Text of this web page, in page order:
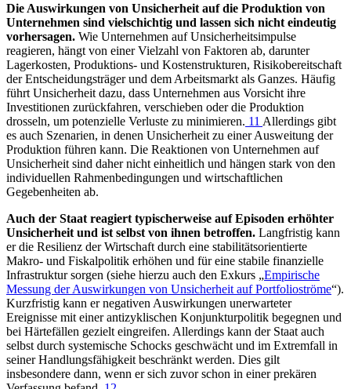
Die Auswirkungen von Unsicherheit auf die Produktion von
Unternehmen sind vielschichtig und lassen sich nicht eindeutig
vorhersagen. Wie Unternehmen auf Unsicherheitsimpulse
reagieren, hängt von einer Vielzahl von Faktoren ab, darunter
Lagerkosten, Produktions- und Kostenstrukturen, Risikobereitschaft
der Entscheidungsträger und dem Arbeitsmarkt als Ganzes. Häufig
führt Unsicherheit dazu, dass Unternehmen aus Vorsicht ihre
Investitionen zurückfahren, verschieben oder die Produktion
drosseln, um potenzielle Verluste zu minimieren. 11 Allerdings gibt
es auch Szenarien, in denen Unsicherheit zu einer Ausweitung der
Produktion führen kann. Die Reaktionen von Unternehmen auf
Unsicherheit sind daher nicht einheitlich und hängen stark von den
individuellen Rahmenbedingungen und wirtschaftlichen
Gegebenheiten ab.
Auch der Staat reagiert typischerweise auf Episoden erhöhter
Unsicherheit und ist selbst von ihnen betroffen. Langfristig kann
er die Resilienz der Wirtschaft durch eine stabilitätsorientierte
Makro- und Fiskalpolitik erhöhen und für eine stabile finanzielle
Infrastruktur sorgen (siehe hierzu auch den Exkurs „Empirische
Messung der Auswirkungen von Unsicherheit auf Portfolioströme“).
Kurzfristig kann er negativen Auswirkungen unerwarteter
Ereignisse mit einer antizyklischen Konjunkturpolitik begegnen und
bei Härtefällen gezielt eingreifen. Allerdings kann der Staat auch
selbst durch systemische Schocks geschwächt und im Extremfall in
seiner Handlungsfähigkeit beschränkt werden. Dies gilt
insbesondere dann, wenn er sich zuvor schon in einer prekären